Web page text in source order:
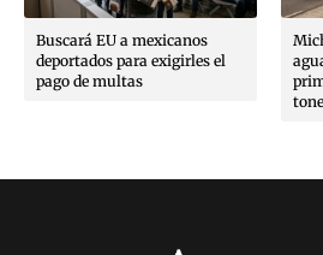
Buscará EU a mexicanos
deportados para exigirles el
pago de multas